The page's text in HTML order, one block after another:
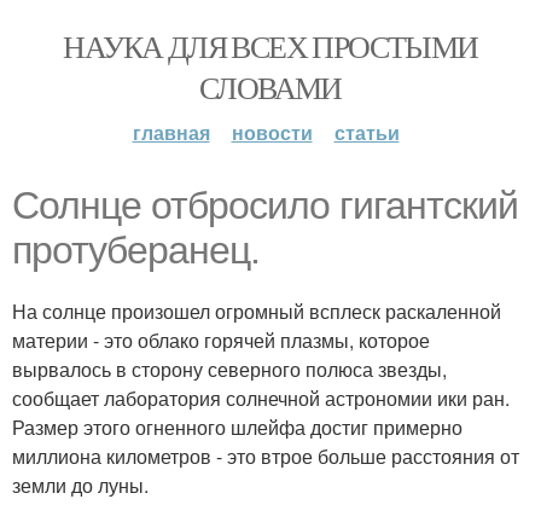
НАУКА ДЛЯ ВСЕХ ПРОСТЫМИ
СЛОВАМИ
главная новости статьи
Солнце отбросило гигантский
протуберанец.
На солнце произошел огромный всплеск раскаленной
материи - это облако горячей плазмы, которое
вырвалось в сторону северного полюса звезды,
сообщает лаборатория солнечной астрономии ики ран.
Размер этого огненного шлейфа достиг примерно
миллиона километров - это втрое больше расстояния от
земли до луны.